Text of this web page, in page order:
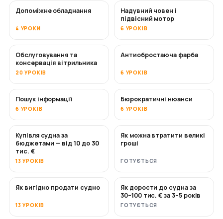
Допоміжне обладнання
4 УРОКИ
Надувний човен і
підвісний мотор
6 УРОКІВ
Обслуговування та
консервація вітрильника
20 УРОКІВ
СКОРО
Антиобростаюча фарба
6 УРОКІВ
Пошук інформації
6 УРОКІВ
Бюрократичні нюанси
6 УРОКІВ
СКОРО
Купівля судна за
бюджетами — від 10 до 30
тис. €
13 УРОКІВ
СКОРО
Як можна втратити великі
гроші
ГОТУЄТЬСЯ
НОВЕ
Як вигідно продати судно
13 УРОКІВ
НОВЕ
Як дорости до судна за
30–100 тис. € за 3–5 років
ГОТУЄТЬСЯ